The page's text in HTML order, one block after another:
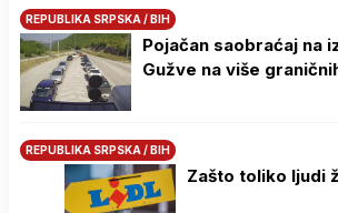
REPUBLIKA SRPSKA / BIH
Pojačan saobraćaj na
Gužve na više
REPUBLIKA SRPSKA / BIH
Zašto toliko ljudi